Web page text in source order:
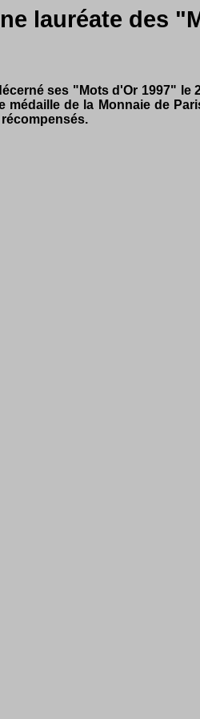
lauréate des
ses "Mots d'Or 1997"
de la Monnaie de